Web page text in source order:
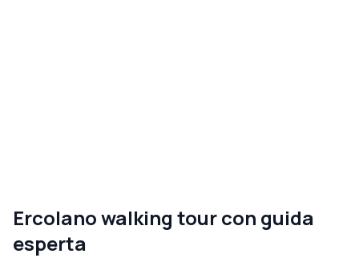
Ercolano walking tour con guida
esperta